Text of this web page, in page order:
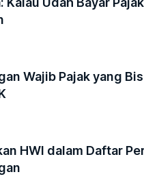
Wajib Pajak yang
HWI dalam Daftar